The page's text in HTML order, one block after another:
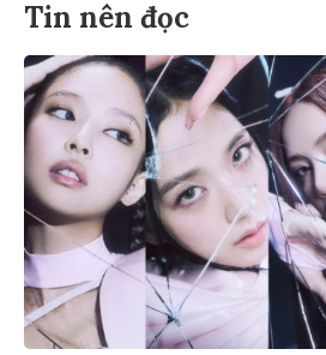
Tin nên đọc